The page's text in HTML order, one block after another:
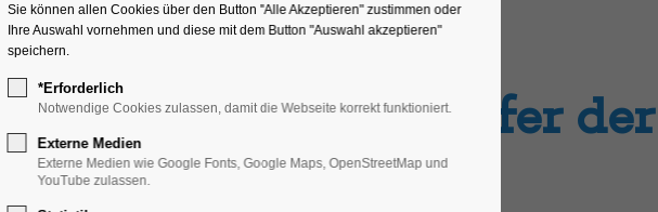
an die Opfer der
Morde
Sie können allen Cookies über den Button "Alle Akzeptieren" zustimmen oder
Ihre Auswahl vornehmen und diese mit dem Button "Auswahl akzeptieren"
speichern.
*Erforderlich
Notwendige Cookies zulassen, damit die Webseite korrekt funktioniert.
Externe Medien
Externe Medien wie Google Fonts, Google Maps, OpenStreetMap und
YouTube zulassen.